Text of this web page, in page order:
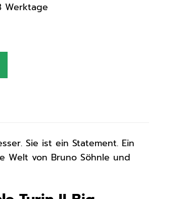
Werktage
Sie ist ein Statement. Ein
Welt von Bruno Söhnle und